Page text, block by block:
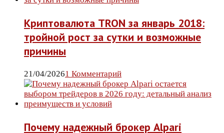
Криптовалюта TRON за январь 2018:
тройной рост за сутки и возможные
причины
21/04/20261 Комментарий
Почему надежный брокер Alpari